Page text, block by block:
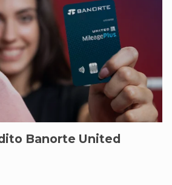
Banorte United